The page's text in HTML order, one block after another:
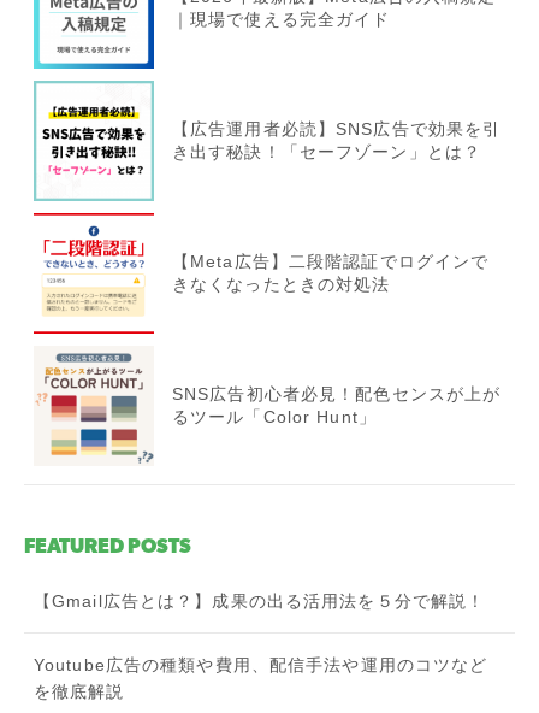
｜現場で使える完全ガイド
【広告運用者必読】SNS広告で効果を引
き出す秘訣！「セーフゾーン」とは？
【Meta広告】二段階認証でログインで
きなくなったときの対処法
SNS広告初心者必見！配色センスが上が
るツール「Color Hunt」
FEATURED POSTS
【Gmail広告とは？】成果の出る活用法を５分で解説！
Youtube広告の種類や費用、配信手法や運用のコツなど
を徹底解説